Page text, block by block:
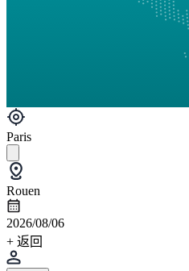
Paris
Rouen
2026/08/06
+ 返回